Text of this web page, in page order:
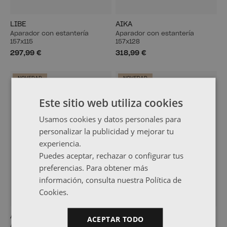
LIBE
Aparador con estantería
157x115
297,99 €
AIKA
Aparador con estantería
157x128
318,99 €
NOVEDAD
AIKA
Armario aparador con 5
NOVEDAD
AIKA
Este sitio web utiliza cookies
Usamos cookies y datos personales para
personalizar la publicidad y mejorar tu
experiencia.
Puedes aceptar, rechazar o configurar tus
preferencias. Para obtener más
información, consulta nuestra Política de
Cookies.
ACEPTAR TODO